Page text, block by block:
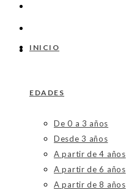
INICIO
EDADES
De 0 a 3 años
Desde 3 años
A partir de 4 años
A partir de 6 años
A partir de 8 años